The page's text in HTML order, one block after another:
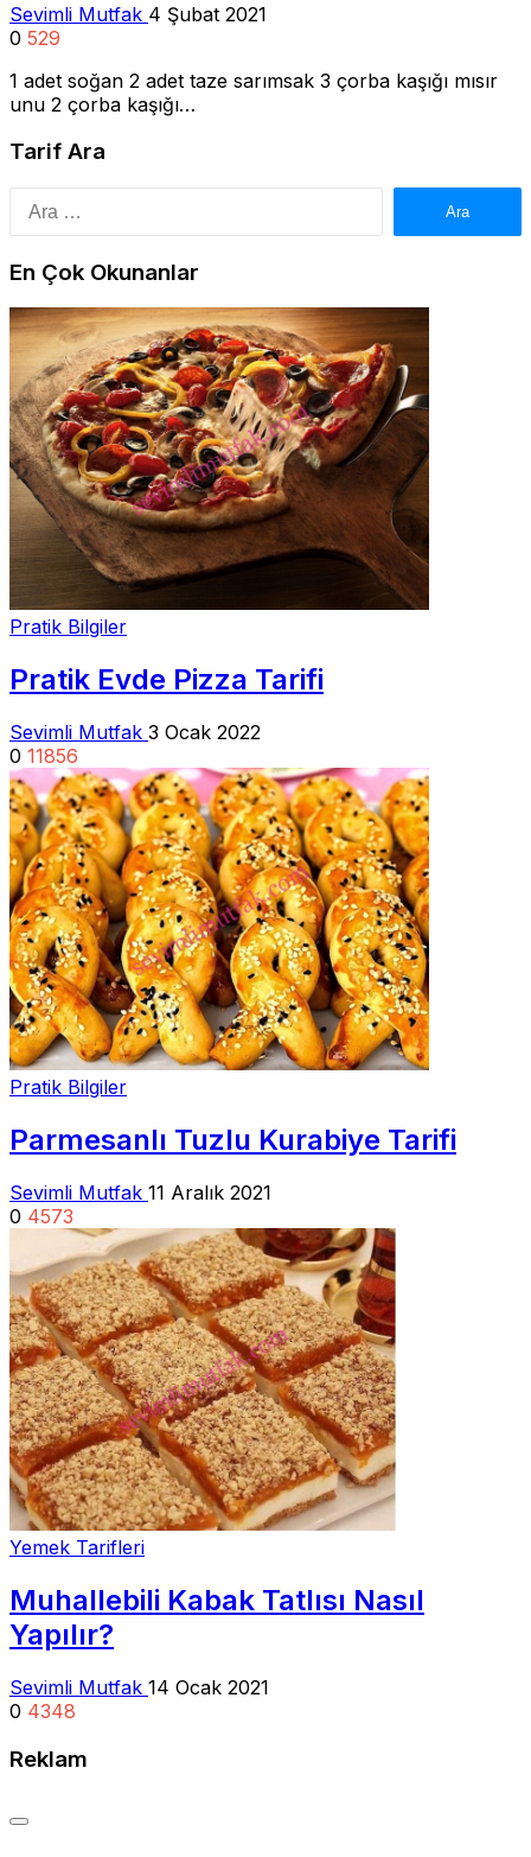
Sevimli Mutfak 4 Şubat 2021
0 529
1 adet soğan 2 adet taze sarımsak 3 çorba kaşığı mısır
unu 2 çorba kaşığı…
Tarif Ara
En Çok Okunanlar
Pratik Bilgiler
Pratik Evde Pizza Tarifi
Sevimli Mutfak 3 Ocak 2022
0 11856
Pratik Bilgiler
Parmesanlı Tuzlu Kurabiye Tarifi
Sevimli Mutfak 11 Aralık 2021
0 4573
Yemek Tarifleri
Muhallebili Kabak Tatlısı Nasıl
Yapılır?
Sevimli Mutfak 14 Ocak 2021
0 4348
Reklam